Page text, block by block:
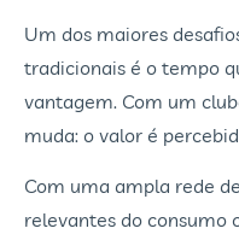
Um dos maiores
tradicionais é o tempo
vantagem. Com um
muda: o valor é
Com uma ampla rede
relevantes do